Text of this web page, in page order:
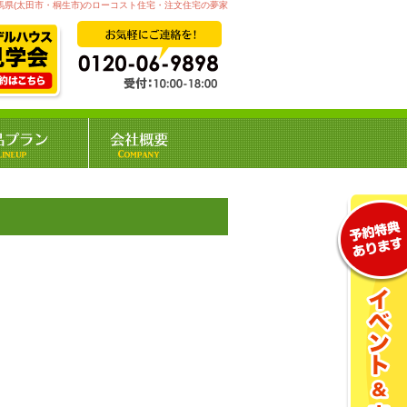
県(太田市・桐生市)のローコスト住宅・注文住宅の夢家